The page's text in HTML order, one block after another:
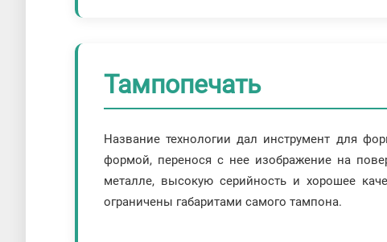
Тампопечать
Название технологии дал инструмент для
формой, перенося с нее изображение на
металле, высокую серийность и хорошее
ограничены габаритами самого тампона.